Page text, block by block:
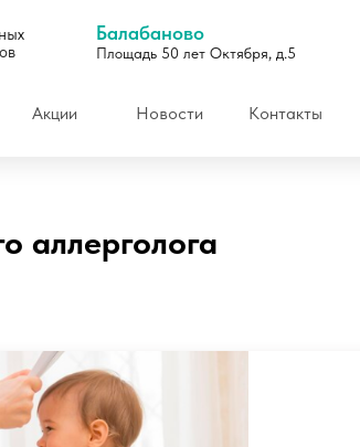
Акции Новости Контакты
Балабаново
Площадь 50 лет Октября, д.5
аллерголога